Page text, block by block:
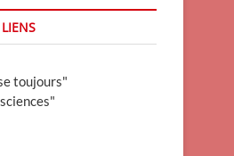
LIENS
toujours"